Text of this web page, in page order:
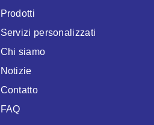
Prodotti
Servizi personalizzati
Chi siamo
Notizie
Contatto
FAQ